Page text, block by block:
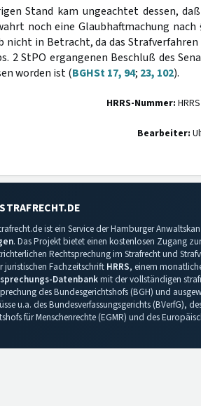
Stand kam ungeachtet dessen,
noch eine Glaubhaftmachung
in Betracht, da das Strafverfahren
2 StPO ergangenen Beschluß des
worden ist (BGHSt 17, 94; 23, 102).
HRRS-Nummer:
Bearbeiter:
ist ein Service der Hamburger
. Das Projekt bietet einen kostenlosen Zugang
Rechtsprechung im Strafrecht und
juristischen Fachzeitschrift HRRS, einem
Datenbankmit der vollständigen
des Bundesgerichtshofs (BGH) und
u.a. des Bundesverfassungsgerichts (BVerfG),
für Menschenrechte (EGMR) und des